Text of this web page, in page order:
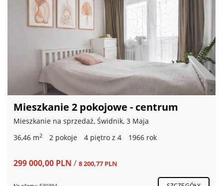
Mieszkanie 2 pokojowe - centrum
Mieszkanie na sprzedaż, Świdnik, 3 Maja
36,46 m2 2 pokoje 4 piętro z 4 1966 rok
299 000,00 PLN / 8 200,77 PLN